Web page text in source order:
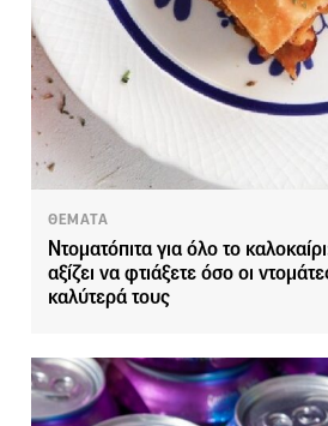
ΘΕΜΑΤΑ
Ντοματόπιτα για όλο το
αξίζει να φτιάξετε όσο οι
καλύτερά τους